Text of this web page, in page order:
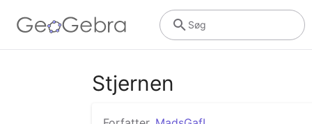
Søg
Stjernen